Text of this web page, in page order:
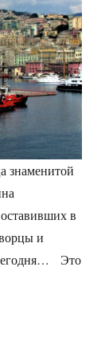
знаменитой
в
и
Это